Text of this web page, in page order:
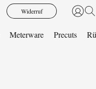
Widerruf
Meterware Precuts